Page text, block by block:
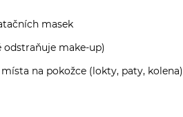
masek
make-up)
na pokožce (lokty, paty, kolena)